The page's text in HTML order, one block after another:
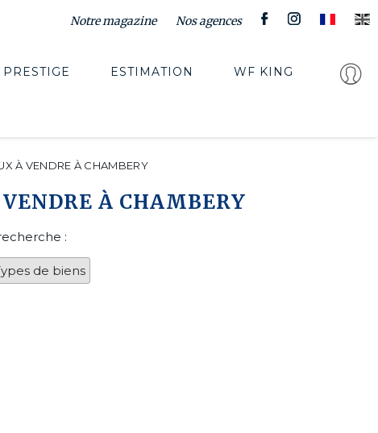
Notre magazine Nos agences
ESTIMATION WF KING
À VENDRE À CHAMBERY
À CHAMBERY
:
de biens